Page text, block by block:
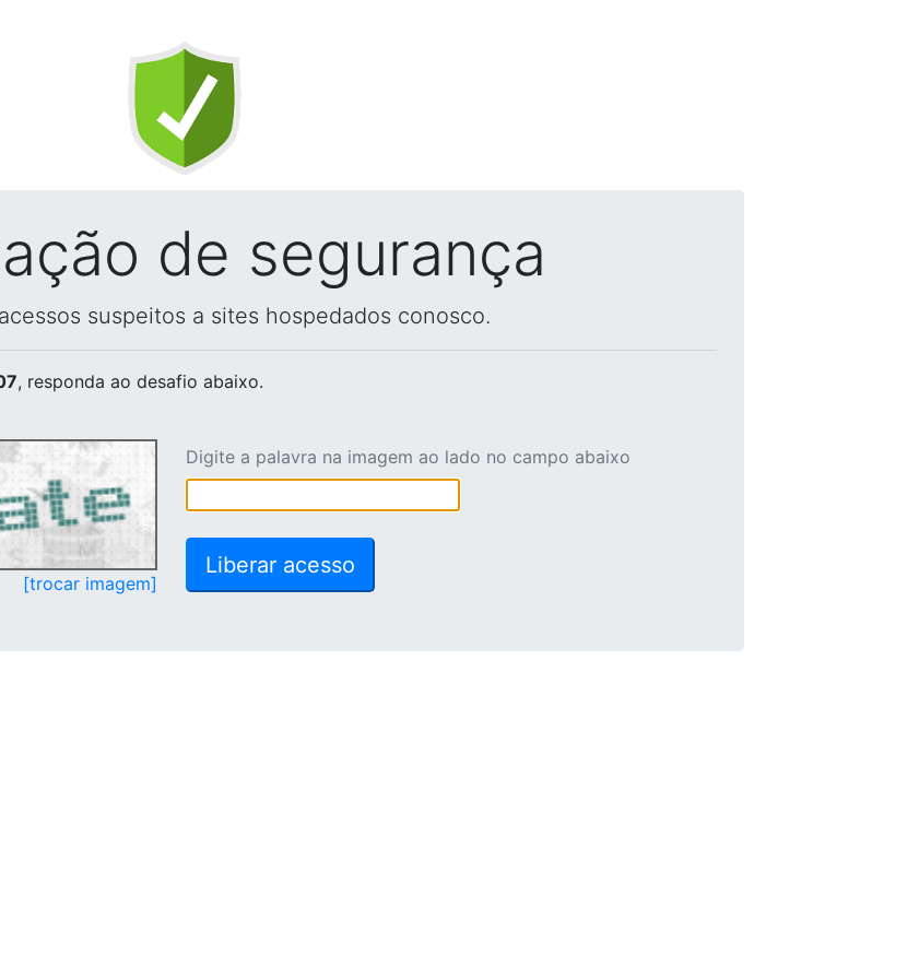
de segurança
suspeitos a sites hospedados conosco.
, responda ao desafio abaixo.
[trocar imagem]
Digite a palavra na imagem ao lado no campo abaixo